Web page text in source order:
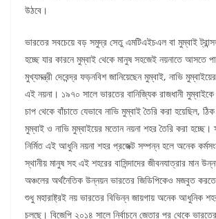
উঠবে।
ভারতের সবচেয়ে বড় সমুদ্র সেতু এমটিএইচএল বা মুম্বাই
হচ্ছে যার কারনে মুম্বাই থেকে মানুষ সহজেই নয়নাতে আসতে
মুখ্যমন্ত্রী দেবেন্দ্র ফড়নবিশ জানিয়েছেন মুম্বাই, নাভি
এই নয়না। ১৯৭০ সালে ভারতের বানিজ্যিক রাজধানী
চাপ থেকে বাঁচাতে যেভাবে নাভি মুম্বাই তৈরি করা হয়েছিল, ঠিক
মুম্বাই ও নাভি মুম্বাইয়ের মতোন নয়না শহর তৈরি করা হচ্ছে।
নির্মিত এই আধুনি নয়না শহর প্রজেক্ট সম্পন্ন হলে অনেক
স্থানীয় মানুষ সহ এই শহরের বাসিন্দাদের জীবনযাত্রার মান
অঞ্চলের অর্থনৈতিক উন্নয়ন ভারতের জিডিপিকেও মজবুত
শুধু মহারাষ্ট্রই নয় ভারতের বিভিন্ন জায়গায় অনেক আধুনিক শহর
চলছে। বিজেপি ২০১৪ সালে নির্বাচনে জেতার পর থেকে